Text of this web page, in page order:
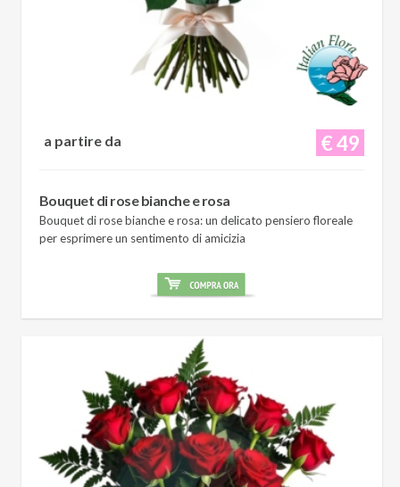
€ 49
a partire da
Bouquet di rose bianche e rosa
Bouquet di rose bianche e rosa: un delicato pensiero floreale
per esprimere un sentimento di amicizia